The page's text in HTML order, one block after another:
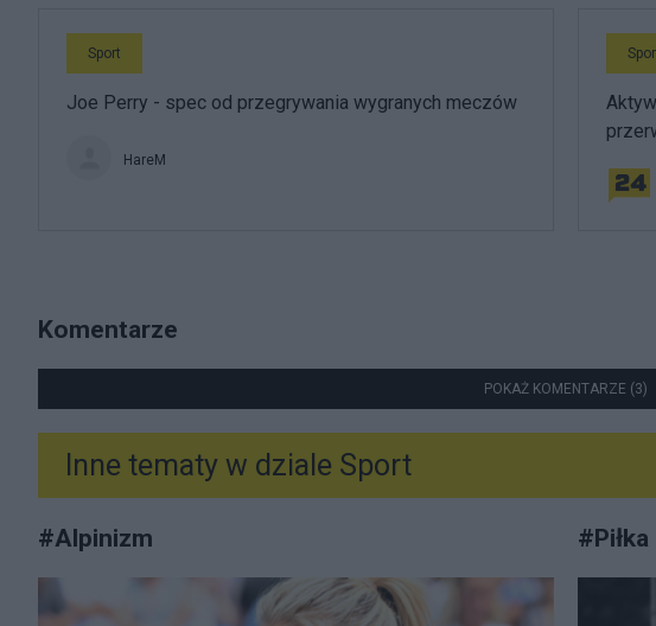
Sport
Joe Perry - spec od przegrywania wygranych meczów
HareM
Komentarze
POKAŻ KOMENTARZE (3)
Inne tematy w dziale Sport
#Alpinizm #